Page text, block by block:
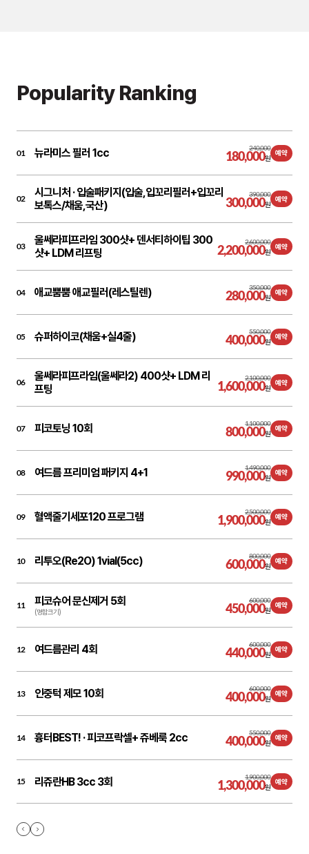
Popularity Ranking
01 뉴라미스 필러 1cc 240,000
180,000원
예약
02 시그니처 ·입술패키지(입술,입꼬리필러+입꼬리
보톡스/채움,국산)
390,000
300,000원
예약
03
울쎄라피프라임 300샷+ 덴서티하이팁 300
샷+ LDM 리프팅
2,600,000
2,200,000원
예약
04 애교뿜뿜 애교필러(레스틸렌) 350,000
280,000원
예약
05 슈퍼하이코(채움+실4줄) 550,000
400,000원
예약
06
울쎄라피프라임(울쎄라2) 400샷+ LDM 리
프팅
2,100,000
1,600,000원
예약
07 피코토닝 10회 1,100,000
800,000원
예약
08 여드름 프리미엄 패키지 4+1 1,490,000
990,000원
예약
09 혈액줄기세포120 프로그램 2,500,000
1,900,000원
예약
10 리투오(Re2O) 1vial(5cc) 800,000
600,000원
예약
11 피코슈어 문신제거 5회
(명함크기)
600,000
450,000원
예약
12 여드름관리 4회 600,000
440,000원
예약
13 인중턱 제모 10회 600,000
400,000원
예약
14 흉터BEST! ·피코프락셀+ 쥬베룩 2cc 550,000
400,000원
예약
15 리쥬란HB 3cc 3회 1,900,000
1,300,000원
예약